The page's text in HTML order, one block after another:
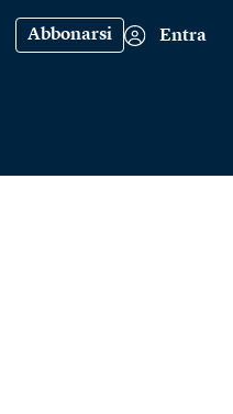
Abbonarsi Entra